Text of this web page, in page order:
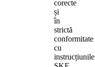
corecte
și
în
strictă
conformitate
cu
instrucțiunile